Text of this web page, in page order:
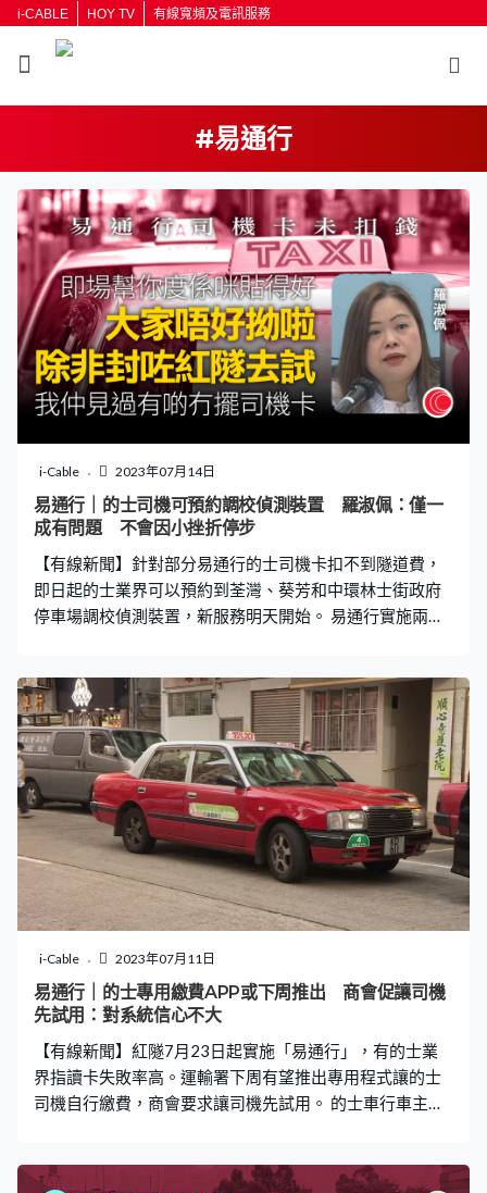
i-CABLE HOY TV 有線寬頻及電訊服務
#易通行
按輸入鍵開始搜尋
i-Cable 2023年07月14日
易通行｜的士司機可預約調校偵測裝置 羅淑佩：僅一
成有問題 不會因小挫折停步
【有線新聞】針對部分易通行的士司機卡扣不到隧道費，
即日起的士業界可以預約到荃灣、葵芳和中環林士街政府
停車場調校偵測裝置，新服務明天開始。 易通行實施兩個
至12%架次有問題。運輸署署長羅淑佩：「可能有些張貼
位置不正確，或者兩個車輛貼和司機卡太接近，很接近的
時候會互相干擾，也見過有些可能開工比較繁忙，司機卡
也沒有放在司機座。會否有人刻意認為不放司機卡的話，
會追討車主、不追討司機，會否有這個情況，我不揣測
了。」運輸署下星期會推出專用手機應用程式，讓的士司
機憑二維碼去便利店自行繳費。 即日起的士業界可以預約
到荃灣、葵芳和中環林士街政府停車場調校偵測裝置。新
服務星期六才開始，有的士司機預約後提前來檢查，了解
為何行經青沙管制區偵測不到司機卡。的士司機馮先生：
「她（職員）拿著機器在這裏掃瞄，她說偵測沒問題，但
我說經常偵測不到，但想詳細檢查要周六再來，有檢查名
單看哪一部分出問題，她願意檢查便可以了。」 羅淑佩：
要在青衣驗車中心找地方集中處理。」羅淑佩
i-Cable 2023年07月11日
易通行｜的士專用繳費APP或下周推出 商會促讓司機
先試用：對系統信心不大
【有線新聞】紅隧7月23日起實施「易通行」，有的士業
界指讀卡失敗率高。運輸署下周有望推出專用程式讓的士
司機自行繳費，商會要求讓司機先試用。 的士車行車主協
在甚麼也未看到，純粹說個信字，在過去兩個月經驗，對